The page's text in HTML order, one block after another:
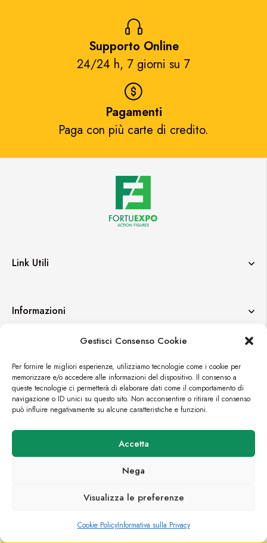
Gestisci Consenso Cookie
Per fornire le migliori esperienze, utilizziamo tecnologie come i cookie per
memorizzare e/o accedere alle informazioni del dispositivo. Il consenso a
queste tecnologie ci permetterà di elaborare dati come il comportamento di
navigazione o ID unici su questo sito. Non acconsentire o ritirare il consenso
può influire negativamente su alcune caratteristiche e funzioni.
Accetta
Nega
Visualizza le preferenze
Cookie PolicyInformativa sulla Privacy
Supporto Online
24/24 h, 7 giorni su 7​
Pagamenti
Paga con più carte di credito.​
Link Utili
Informazioni
© FORTUEXPO
CROMÌA LAB
0